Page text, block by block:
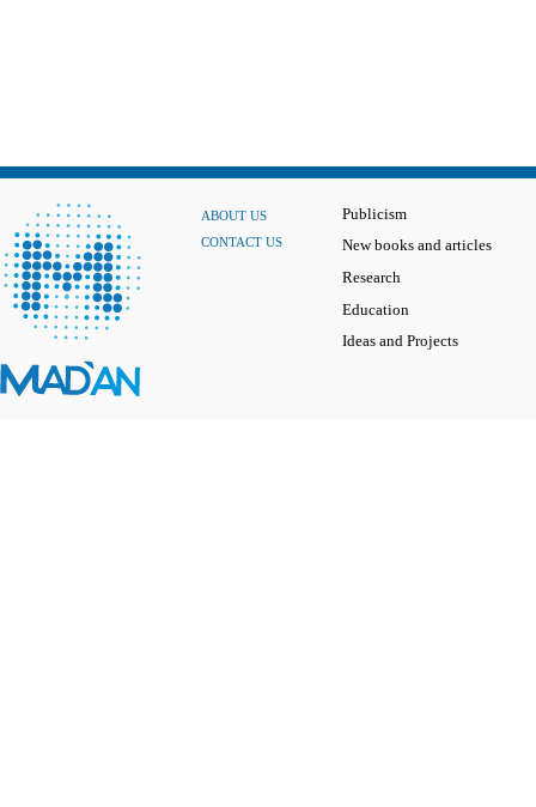
ABOUT US
CONTACT US
Publicism
New books and articles
Research
Education
Ideas and Projects